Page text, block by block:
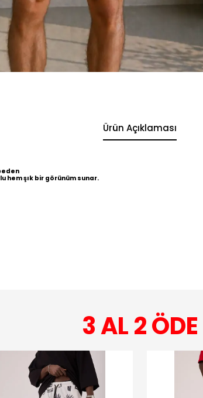
Ürün Açıklaması
hem şık bir görünüm sunar.
3 AL 2 ÖDE